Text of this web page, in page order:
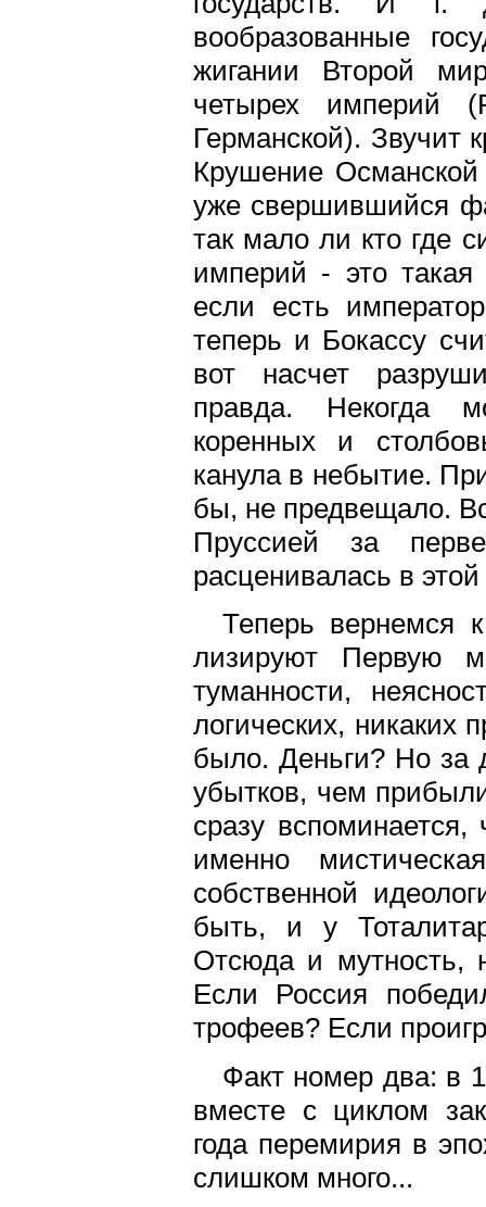
вообразованные
жигании Второй
четырех империй
Германской). Звучит
Крушение
уже свершившийся
так мало ли кто где
империй - это
если есть
теперь и Бокассу
вот насчет
правда. Некогда
коренных и
канула в небытие.
бы, не предвещало.
Пруссией за
расценивалась в
Теперь вернемся
лизируют Первую
туманности,
логических,
было. Деньги? Но за
убытков, чем
сразу
именно
собственной
быть, и у
Отсюда и мутность,
Если Россия
трофеев? Если
Факт номер два: в
вместе с циклом
года перемирия в
слишком много...